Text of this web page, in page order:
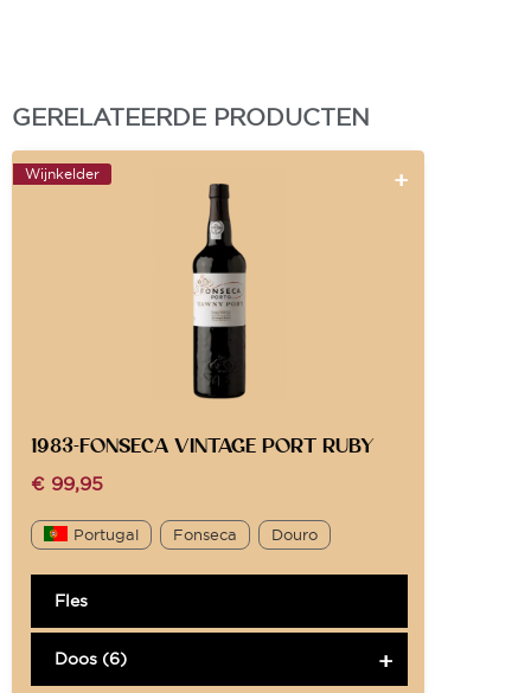
GERELATEERDE PRODUCTEN
Wijnkelder
1983-FONSECA VINTAGE PORT RUBY
€ 99,95
Portugal Fonseca Douro
Fles
Doos (6)